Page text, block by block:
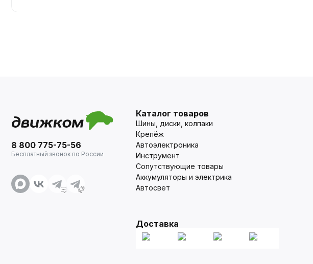
8 800 775-75-56
Бесплатный звонок по России
Каталог товаров
Шины, диски, колпаки
Крепёж
Автоэлектроника
Инструмент
Сопутствующие товары
Аккумуляторы и электрика
Автосвет
Доставка